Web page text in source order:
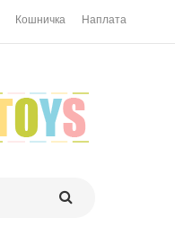
Кошничка Наплата